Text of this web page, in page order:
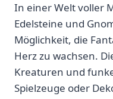
In einer Welt voller
Edelsteine und
Möglichkeit, die
Herz zu wachsen.
Kreaturen und
Spielzeuge oder